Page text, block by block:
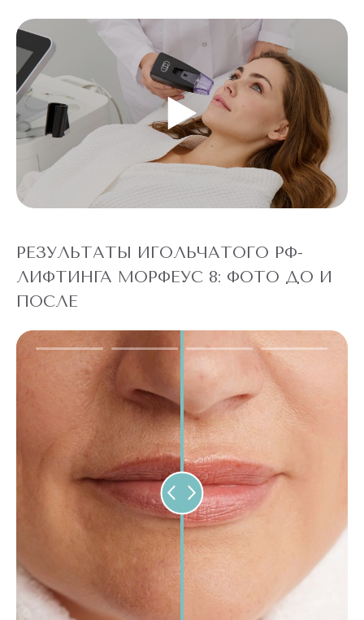
РЕЗУЛЬТАТЫ ИГОЛЬЧАТОГО РФ-
ЛИФТИНГА МОРФЕУС 8: ФОТО ДО И
ПОСЛЕ